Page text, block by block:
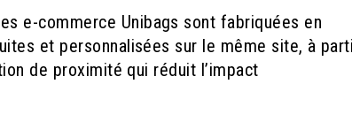
e-commerce Unibags sont fabriquées en
et personnalisées sur le même site, à
de proximité qui réduit l’impact